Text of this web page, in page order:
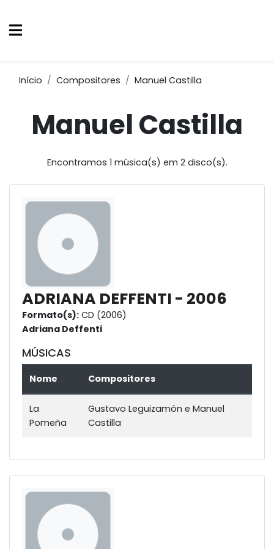
Início Compositores Manuel Castilla
Manuel Castilla
Encontramos 1 música(s) em 2 disco(s).
ADRIANA DEFFENTI - 2006
Formato(s): CD (2006)
Adriana Deffenti
MÚSICAS
Nome Compositores
La
Pomeña
Gustavo Leguizamón e Manuel
Castilla